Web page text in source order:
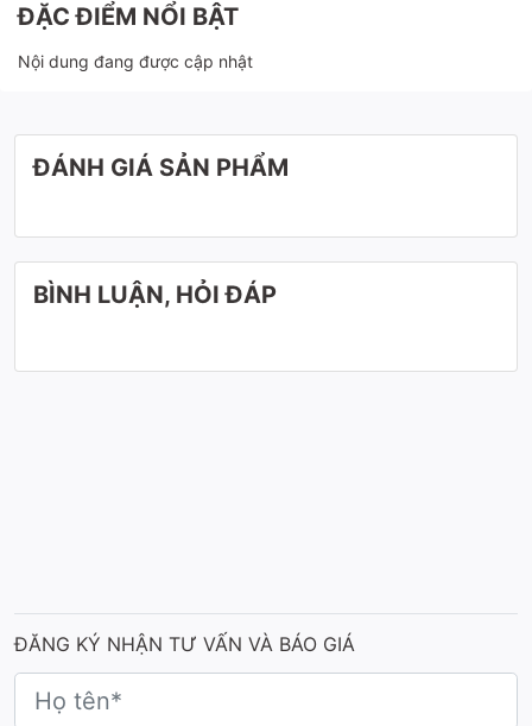
ĐẶC ĐIỂM NỔI BẬT
Nội dung đang được cập nhật
ĐÁNH GIÁ SẢN PHẨM
BÌNH LUẬN, HỎI ĐÁP
ĐĂNG KÝ NHẬN TƯ VẤN VÀ BÁO GIÁ